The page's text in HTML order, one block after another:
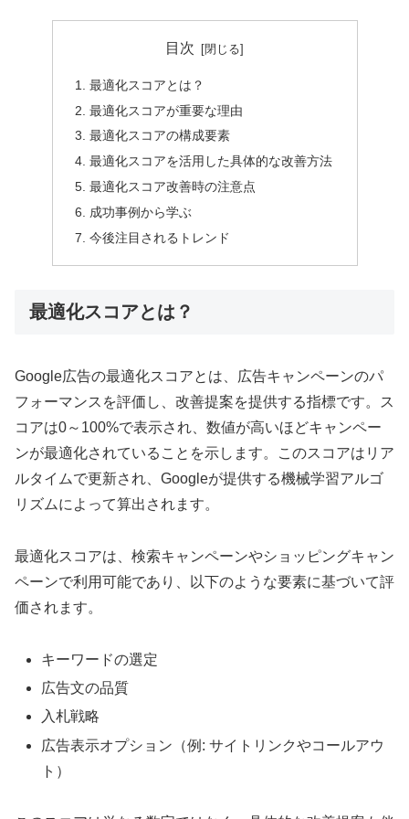
目次
最適化スコアとは？
最適化スコアが重要な理由
最適化スコアの構成要素
最適化スコアを活用した具体的な改善方法
最適化スコア改善時の注意点
成功事例から学ぶ
今後注目されるトレンド
最適化スコアとは？
Google広告の最適化スコアとは、広告キャンペーンのパ
フォーマンスを評価し、改善提案を提供する指標です。ス
コアは0～100%で表示され、数値が高いほどキャンペー
ンが最適化されていることを示します。このスコアはリア
ルタイムで更新され、Googleが提供する機械学習アルゴ
リズムによって算出されます。
最適化スコアは、検索キャンペーンやショッピングキャン
ペーンで利用可能であり、以下のような要素に基づいて評
価されます。
キーワードの選定
広告文の品質
入札戦略
広告表示オプション（例: サイトリンクやコールアウ
ト）